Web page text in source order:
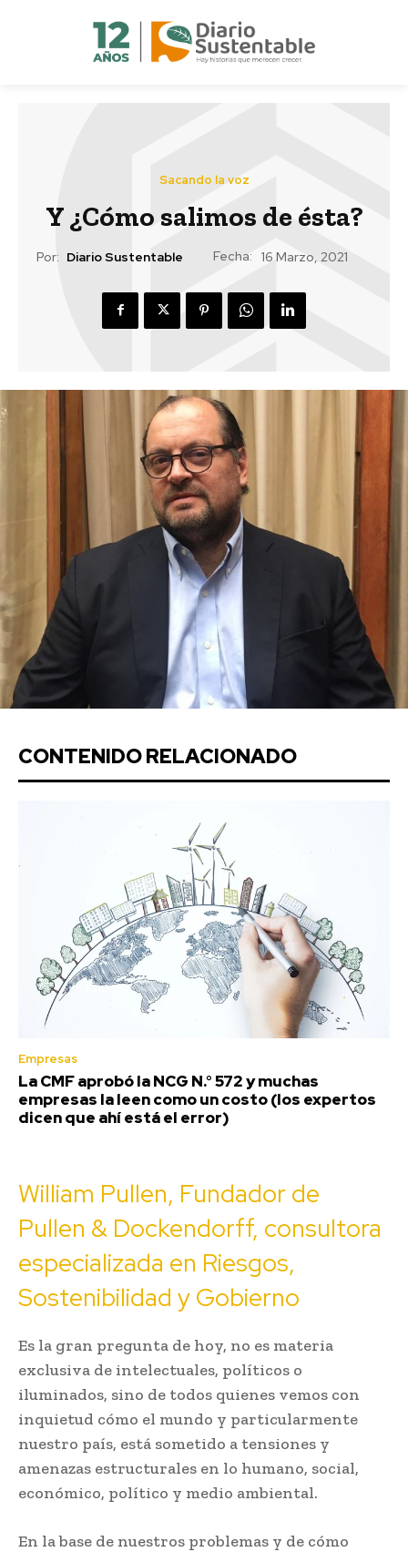
Sacando la voz
Y ¿Cómo salimos de ésta?
Por: Diario Sustentable Fecha: 16 Marzo, 2021
CONTENIDO RELACIONADO
Empresas
La CMF aprobó la NCG N.° 572 y muchas
empresas la leen como un costo (los expertos
dicen que ahí está el error)
William Pullen, Fundador de
Pullen & Dockendorff, consultora
especializada en Riesgos,
Sostenibilidad y Gobierno
Es la gran pregunta de hoy, no es materia
exclusiva de intelectuales, políticos o
iluminados, sino de todos quienes vemos con
inquietud cómo el mundo y particularmente
nuestro país, está sometido a tensiones y
amenazas estructurales en lo humano, social,
económico, político y medio ambiental.
En la base de nuestros problemas y de cómo